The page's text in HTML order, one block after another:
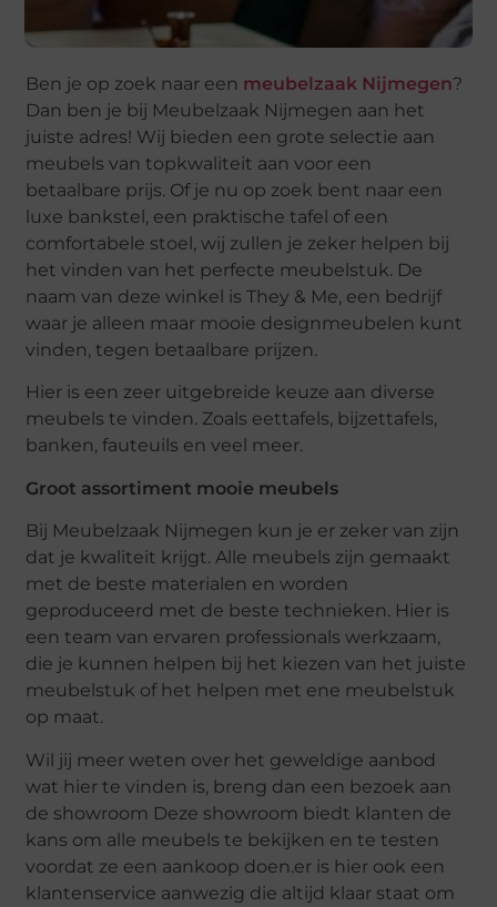
Ben je op zoek naar een meubelzaak Nijmegen?
Dan ben je bij Meubelzaak Nijmegen aan het
juiste adres! Wij bieden een grote selectie aan
meubels van topkwaliteit aan voor een
betaalbare prijs. Of je nu op zoek bent naar een
luxe bankstel, een praktische tafel of een
comfortabele stoel, wij zullen je zeker helpen bij
het vinden van het perfecte meubelstuk. De
naam van deze winkel is They & Me, een bedrijf
waar je alleen maar mooie designmeubelen kunt
vinden, tegen betaalbare prijzen.
Hier is een zeer uitgebreide keuze aan diverse
meubels te vinden. Zoals eettafels, bijzettafels,
banken, fauteuils en veel meer.
Groot assortiment mooie meubels
Bij Meubelzaak Nijmegen kun je er zeker van zijn
dat je kwaliteit krijgt. Alle meubels zijn gemaakt
met de beste materialen en worden
geproduceerd met de beste technieken. Hier is
een team van ervaren professionals werkzaam,
die je kunnen helpen bij het kiezen van het juiste
meubelstuk of het helpen met ene meubelstuk
op maat.
Wil jij meer weten over het geweldige aanbod
wat hier te vinden is, breng dan een bezoek aan
de showroom Deze showroom biedt klanten de
kans om alle meubels te bekijken en te testen
voordat ze een aankoop doen.er is hier ook een
klantenservice aanwezig die altijd klaar staat om